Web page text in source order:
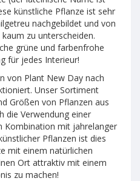
künstliche Pflanze ist sehr
nachgebildet und von
zu unterscheiden.
grüne und farbenfrohe
für jedes Interieur!
von Plant New Day nach
Unser Sortiment
Größen von Pflanzen aus
die Verwendung einer
Kombination mit jahrelanger
Pflanzen ist dies
mit einem natürlichen
Ort attraktiv mit einem
zu machen!